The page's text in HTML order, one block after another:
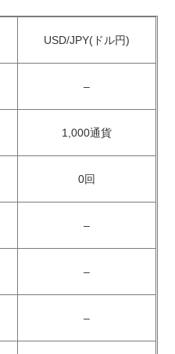
USD/JPY(ドル円)
–
1,000通貨
0回
–
–
–